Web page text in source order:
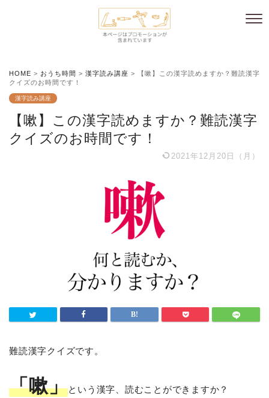
HOME > おうち時間 > 漢字読み講座 >
【嗽】この漢字読めますか？難読漢字
クイズのお時間です！
漢字読み講座
【嗽】この漢字読めますか？難読漢字
クイズのお時間です！
2021年12月20日（月）
難読漢字クイズです。
「嗽」という漢字、読むことができますか？